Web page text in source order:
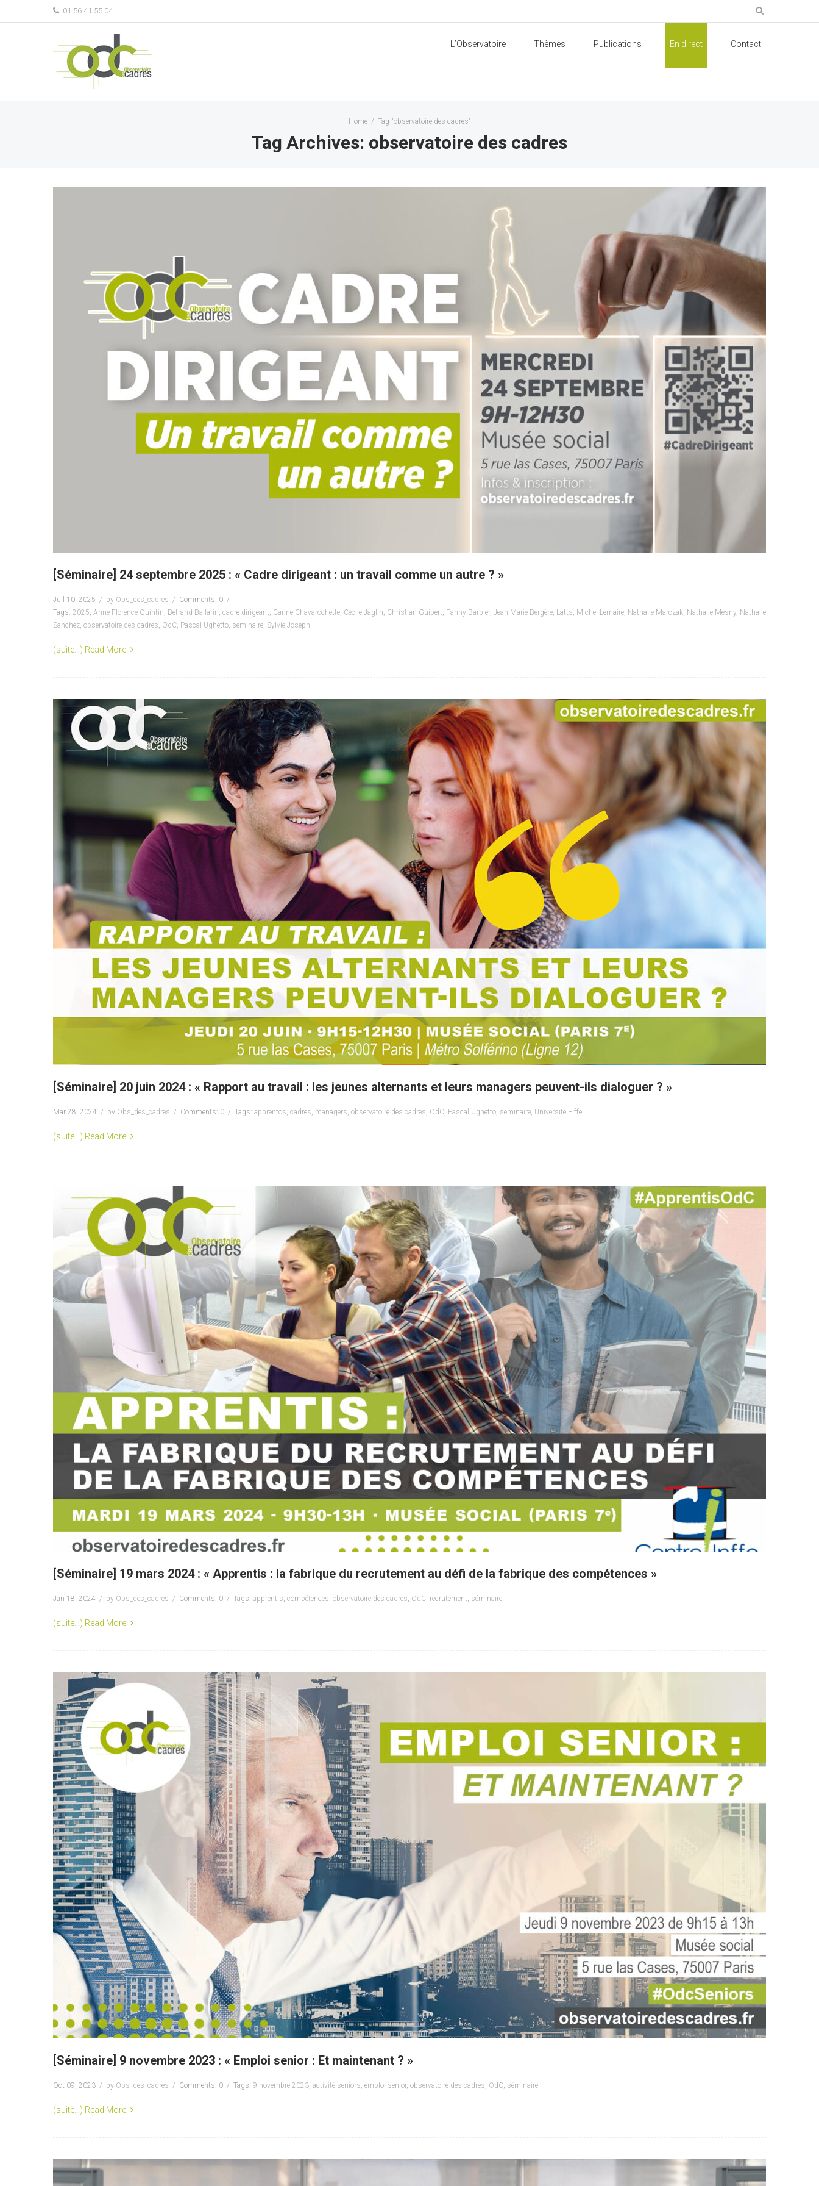
01 56 41 55 04
L’Observatoire Thèmes Publications En direct Contact
Home / Tag "observatoire des cadres"
Tag Archives: observatoire des cadres
[Séminaire] 24 septembre 2025 : « Cadre dirigeant : un travail comme un autre ? »
Juil 10, 2025 by Obs_des_cadres
Comments: 0
Tags: 2025, Anne-Florence Quintin, Betrand Ballarin, cadre dirigeant, Carine Chavarochette, Cécile Jaglin, Christian Guibert, Fanny Barbier, Jean-Marie Bergère, Latts, Michel Lemaire, Nathalie Marczak, Nathalie Mesny, Nathalie
Sanchez, observatoire des cadres, OdC, Pascal Ughetto, séminaire, Sylvie Joseph
(suite…) Read More
[Séminaire] 20 juin 2024 : « Rapport au travail : les jeunes alternants et leurs managers peuvent-ils dialoguer ? »
Mar 28, 2024 by Obs_des_cadres Comments: 0 Tags: apprentos, cadres, managers, observatoire des cadres, OdC, Pascal Ughetto, séminaire, Université Eiffel
(suite…) Read More
[Séminaire] 19 mars 2024 : « Apprentis : la fabrique du recrutement au défi de la fabrique des compétences »
Jan 18, 2024 by Obs_des_cadres Comments: 0 Tags: apprentis, compétences, observatoire des cadres, OdC, recrutement, séminaire
(suite…) Read More
[Séminaire] 9 novembre 2023 : « Emploi senior : Et maintenant ? »
Oct 09, 2023 by Obs_des_cadres Comments: 0 Tags: 9 novembre 2023, activité seniors, emploi senior, observatoire des cadres, OdC, séminaire
(suite…) Read More